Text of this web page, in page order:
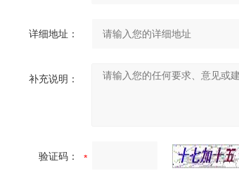
详细地址：
补充说明：
验证码：